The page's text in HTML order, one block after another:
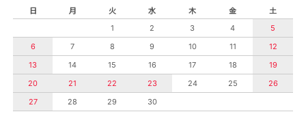
日 月 火 水 木 金
土
1
2 3 4
5
6
7 8 9 10 11
12
13
14 15 16 17 18
19
20
21 22 23 24 25
26
27
28 29 30